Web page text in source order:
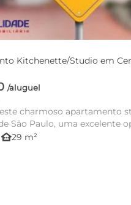
Kitchenette/Studio em
/aluguel
charmoso apartamento
São Paulo, uma excelente
other_houses29 m²